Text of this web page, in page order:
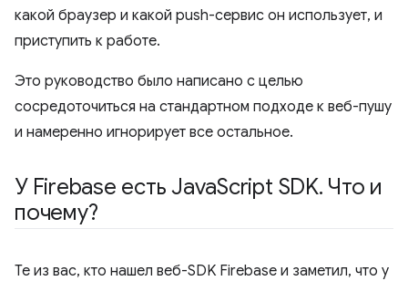
какой браузер и какой push-сервис он использует, и
приступить к работе.
Это руководство было написано с целью
сосредоточиться на стандартном подходе к веб-пушу
и намеренно игнорирует все остальное.
У Firebase есть JavaScript SDK. Что и
почему?
Те из вас, кто нашел веб-SDK Firebase и заметил, что у